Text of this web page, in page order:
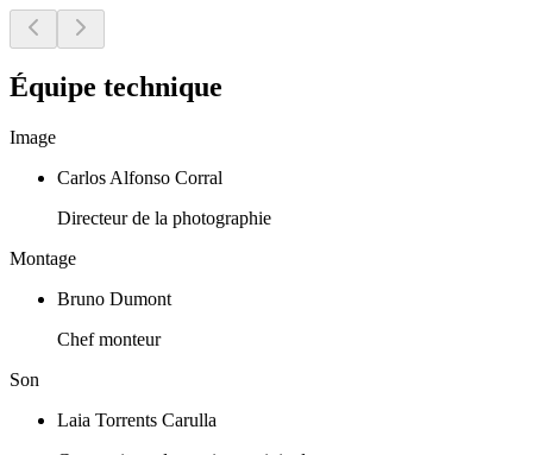
Équipe technique
Image
Carlos Alfonso Corral
Directeur de la photographie
Montage
Bruno Dumont
Chef monteur
Son
Laia Torrents Carulla